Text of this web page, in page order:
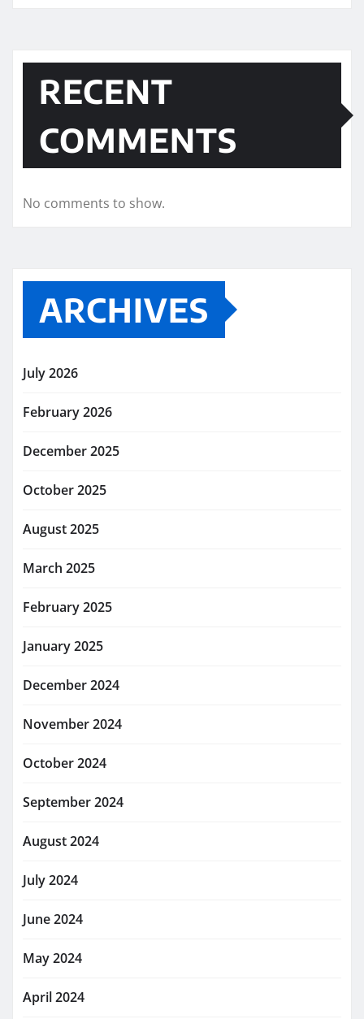
RECENT
COMMENTS
No comments to show.
ARCHIVES
July 2026
February 2026
December 2025
October 2025
August 2025
March 2025
February 2025
January 2025
December 2024
November 2024
October 2024
September 2024
August 2024
July 2024
June 2024
May 2024
April 2024